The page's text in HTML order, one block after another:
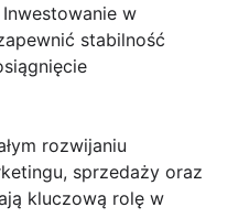
w
stabilność
rozwijaniu
sprzedaży oraz
kluczową rolę w